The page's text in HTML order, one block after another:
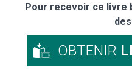
Pour recevoir ce livre
OBTENIR